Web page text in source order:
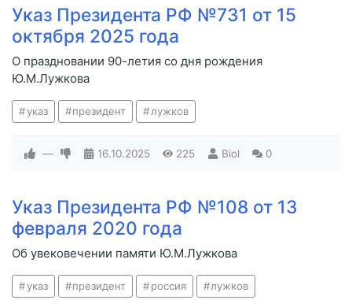
Указ Президента РФ №731 от 15
октября 2025 года
О праздновании 90-летия со дня рождения
Ю.М.Лужкова
указ президент лужков
— 16.10.2025 225 Biol 0
Указ Президента РФ №108 от 13
февраля 2020 года
Об увековечении памяти Ю.М.Лужкова
указ президент россия лужков